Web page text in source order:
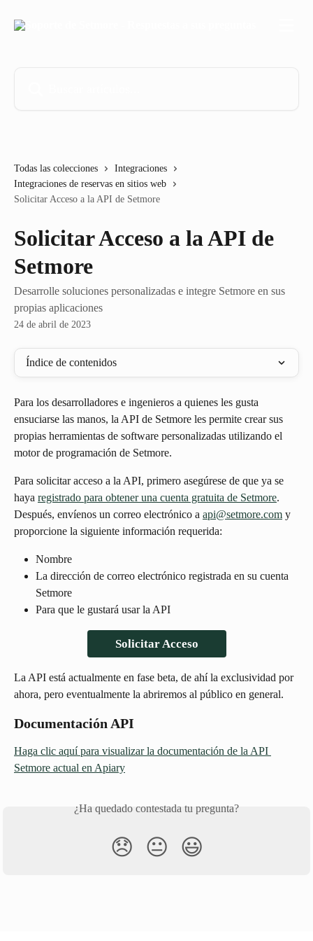
Todas las colecciones
Integraciones
Integraciones de reservas en sitios web
Solicitar Acceso a la API de Setmore
Solicitar Acceso a la API de
Setmore
Desarrolle soluciones personalizadas e integre Setmore en sus
propias aplicaciones
24 de abril de 2023
Índice de contenidos
Para los desarrolladores e ingenieros a quienes les gusta
ensuciarse las manos, la API de Setmore les permite crear sus
propias herramientas de software personalizadas utilizando el
motor de programación de Setmore.
Para solicitar acceso a la API, primero asegúrese de que ya se
haya registrado para obtener una cuenta gratuita de Setmore.
Después, envíenos un correo electrónico a api@setmore.com y
proporcione la siguiente información requerida:
Nombre
La dirección de correo electrónico registrada en su cuenta
Setmore
Para que le gustará usar la API
Solicitar Acceso
La API está actualmente en fase beta, de ahí la exclusividad por
ahora, pero eventualmente la abriremos al público en general.
Documentación API
Haga clic aquí para visualizar la documentación de la API
Setmore actual en Apiary
¿Ha quedado contestada tu pregunta?
😞 😐 😃